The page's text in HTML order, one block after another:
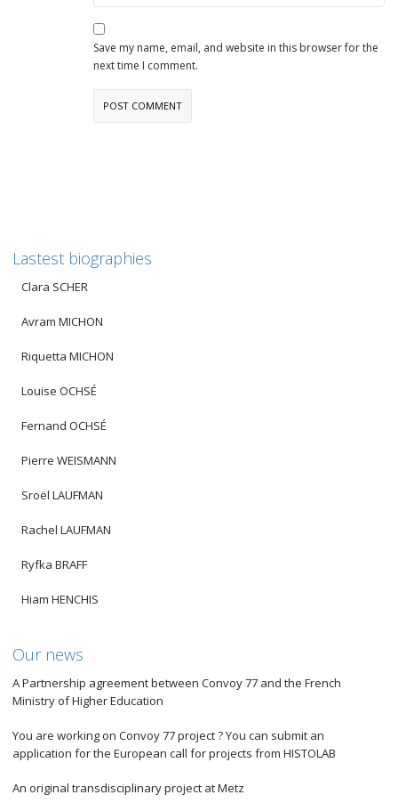
Save my name, email, and website in this browser for the
next time I comment.
Lastest biographies
Clara SCHER
Avram MICHON
Riquetta MICHON
Louise OCHSÉ
Fernand OCHSÉ
Pierre WEISMANN
Sroël LAUFMAN
Rachel LAUFMAN
Ryfka BRAFF
Hiam HENCHIS
Our news
A Partnership agreement between Convoy 77 and the French
Ministry of Higher Education
You are working on Convoy 77 project ? You can submit an
application for the European call for projects from HISTOLAB
An original transdisciplinary project at Metz